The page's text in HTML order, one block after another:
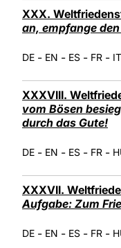
XXX.
an, empfange
DE - EN - ES - FR - IT
XXXVIII.
vom Bösen
durch das Gute!
DE - EN - ES - FR -
XXXVII.
Aufgabe: Zum
DE - EN - ES - FR -